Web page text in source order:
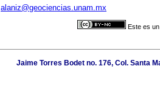
alaniz@geociencias.unam.mx
Este es
Jaime Torres Bodet no. 176, Col. Santa